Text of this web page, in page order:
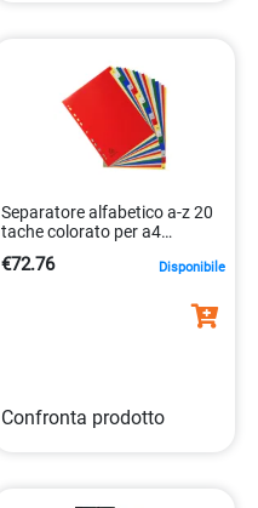
Separatore alfabetico a-z 20
tache colorato per a4
€72.76 Disponibile
Confronta prodotto